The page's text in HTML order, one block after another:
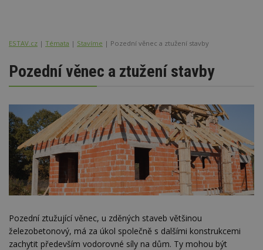
ESTAV.cz Témata Stavíme Pozední věnec a ztužení stavby
Pozední věnec a ztužení stavby
Pozední ztužující věnec, u zděných staveb většinou
železobetonový, má za úkol společně s dalšími konstrukcemi
zachytit především vodorovné síly na dům. Ty mohou být